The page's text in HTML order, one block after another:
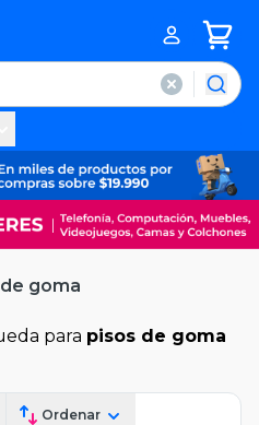
goma
para pisos de goma
Ordenar